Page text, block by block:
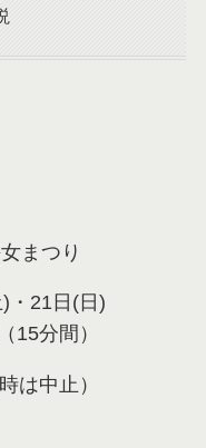
まつり
・21日(日)
間）
は中止）